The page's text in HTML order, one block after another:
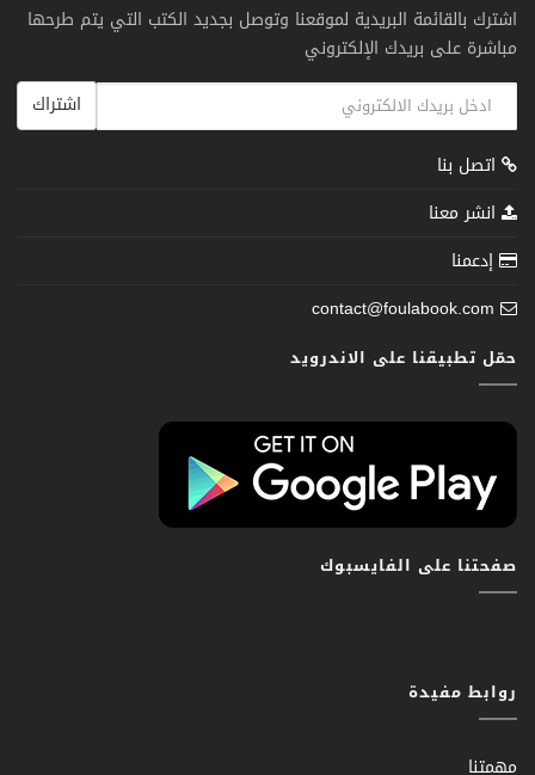
اشترك بالقائمة البريدية لموقعنا وتوصل بجديد الكتب التي يتم طرحها
مباشرة على بريدك الإلكتروني
اشتراك
اتصل بنا
انشر معنا
إدعمنا
contact@foulabook.com
حمّل تطبيقنا على الاندرويد
صفحتنا على الفايسبوك
روابط مفيدة
مهمتنا